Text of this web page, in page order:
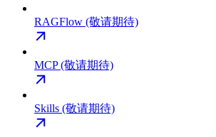
RAGFlow (敬请期待)
MCP (敬请期待)
Skills (敬请期待)